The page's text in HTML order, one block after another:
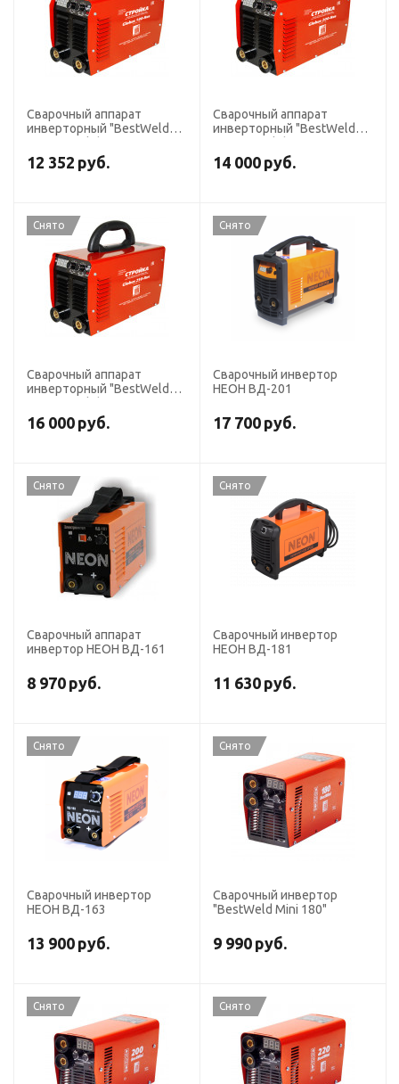
Сварочный аппарат
инверторный "BestWeld
12 352 руб.
Сварочный аппарат
инверторный "BestWeld
14 000 руб.
Снято
Сварочный аппарат
инверторный "BestWeld
16 000 руб.
Снято
Сварочный инвертор
НЕОН ВД-201
17 700 руб.
Снято
Сварочный аппарат
инвертор НЕОН ВД-161
8 970 руб.
Снято
Сварочный инвертор
НЕОН ВД-181
11 630 руб.
Снято
Сварочный инвертор
НЕОН ВД-163
13 900 руб.
Снято
Сварочный инвертор
"BestWeld Mini 180"
9 990 руб.
Снято Снято